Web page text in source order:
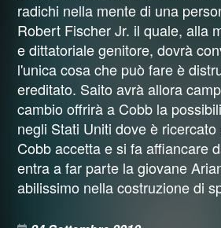
radichi nella mente di una
Robert Fischer Jr. il quale, alla
e dittatoriale genitore, dovrà
l'unica cosa che può fare è
ereditato. Saito avrà allora
cambio offrirà a Cobb la
negli Stati Uniti dove è
Cobb accetta e si fa affiancare
entra a far parte la giovane
abilissimo nella costruzione di